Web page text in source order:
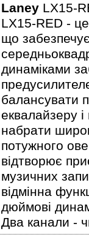
Laney LX15-
LX15-RED -
що
динаміками
балансувати
еквалайзеру
набрати
потужного
відтворює
музичних
відмінна
дюймові
Два канали -